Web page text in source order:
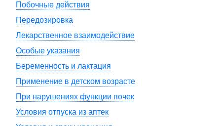
Побочные действия
Передозировка
Лекарственное взаимодействие
Особые указания
Беременность и лактация
Применение в детском возрасте
При нарушениях функции почек
Условия отпуска из аптек